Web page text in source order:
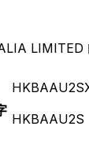
LIMITED
HKBAAU2S